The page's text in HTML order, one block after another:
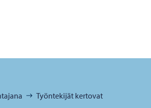
Työntekijät kertovat